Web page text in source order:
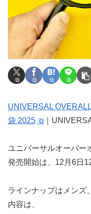
UNIVERSAL
袋 2025
｜
ユニバーサルオーバー
発売開始は、12月6日
ラインナップはメンズ
内容は、